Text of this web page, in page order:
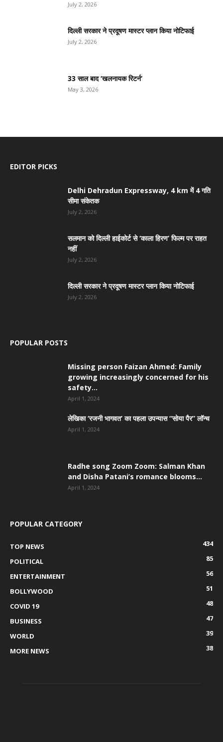
July 2, 2026
दिल्ली सरकार ने प्रदूषण मास्टर प्लान किया नोटिफाई
July 2, 2026
33 साल बाद ‘खलनायक रिटर्न’
May 3, 2026
EDITOR PICKS
Delhi Dehradun Expressway, 4 km में 4 गति
सीमा संकेतक
July 2, 2026
सलमान को दिल्ली हाईकोर्ट से ‘काला हिरण’ फिल्म पर राहत
नहीं
July 2, 2026
दिल्ली सरकार ने प्रदूषण मास्टर प्लान किया नोटिफाई
July 2, 2026
POPULAR POSTS
Missing person Faizan Ahmed: Family
growing increasingly concerned for his
safety...
April 1, 2024
लेखिका ‘रजनी भागवत’ का पहला उपन्यास “सोया पैर” लॉन्च
April 1, 2024
Radhe song Zoom Zoom: Salman Khan
and Disha Patani’s romance blooms...
April 1, 2024
POPULAR CATEGORY
TOP NEWS
434
POLITICAL
85
ENTERTAINMENT
56
BOLLYWOOD
51
COVID 19
48
BUSINESS
47
WORLD
39
MORE NEWS
38